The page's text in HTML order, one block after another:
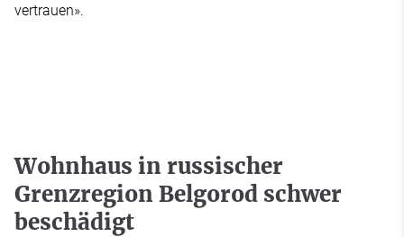
vertrauen».
Wohnhaus in russischer
Grenzregion Belgorod schwer
beschädigt